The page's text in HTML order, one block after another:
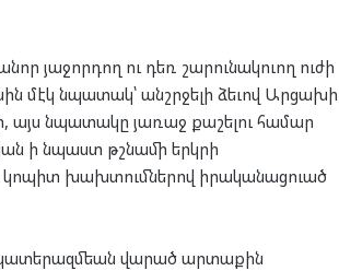
յաջորդող ու դեռ շարունակուող ուժի
մէկ նպատակ՝ անշրջելի ձեւով Արցախի
այս նպատակը յառաջ քաշելու համար
ի նպաստ թշնամի երկրի
կոպիտ խախտումներով իրականացուած
վարած արտաքին